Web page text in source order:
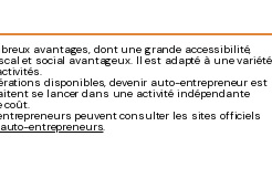
avantages, dont une grande accessibilité,
et social avantageux. Il est adapté à une variété
disponibles, devenir auto-entrepreneur est
se lancer dans une activité indépendante
coût.
peuvent consulter les sites officiels
entrepreneurs.